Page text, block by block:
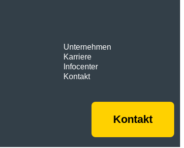
Unternehmen
Karriere
Infocenter
Kontakt
Kontakt